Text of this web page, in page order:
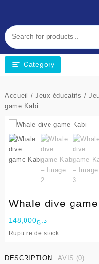
content
Category
Accueil /Jeux éducatifs /
game Kabi
Whale dive
د.ج148,000
Rupture de stock
DESCRIPTION AVIS (0)